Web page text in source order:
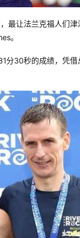
最让法兰克福人们
。
分30秒的成绩，凭